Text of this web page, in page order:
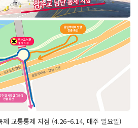
제 교통통제 지점 (4.26~6.14, 매주 일요일)